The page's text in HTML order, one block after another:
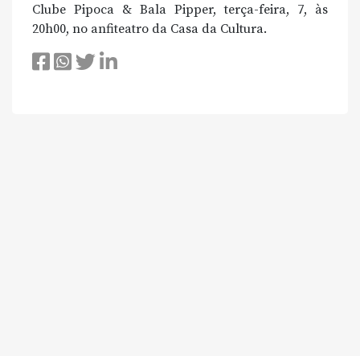
Clube Pipoca & Bala Pipper, terça-feira, 7, às
20h00, no anfiteatro da Casa da Cultura.